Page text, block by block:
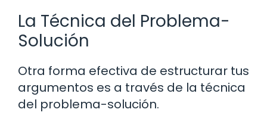
La Técnica del Problema-
Solución
Otra forma efectiva de estructurar tus
argumentos es a través de la técnica
del problema-solución.